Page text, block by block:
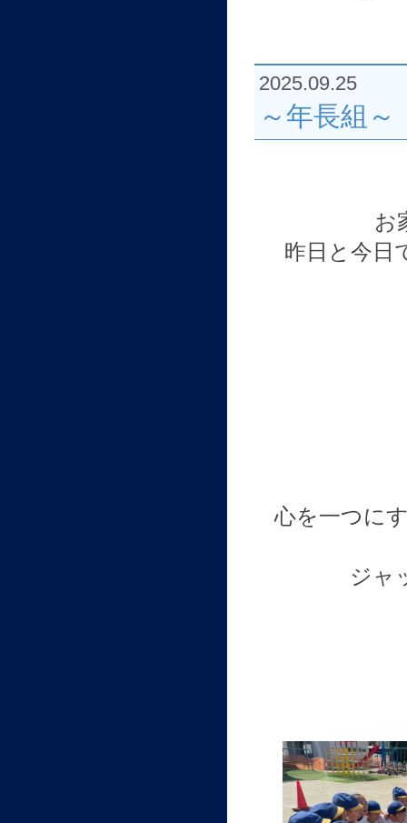
2025.09.25
～年長組～
お
昨日と今日
心を一つに
ジャ